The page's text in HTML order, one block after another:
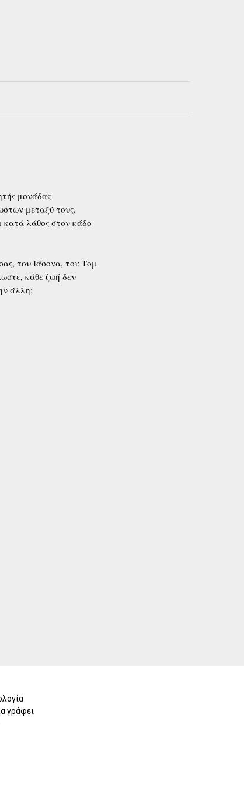
μονάδας
μεταξύ τους.
κατά λάθος στον κάδο
του Ιάσονα, του Τομ
κάθε ζωή δεν
άλλη;
γράφει